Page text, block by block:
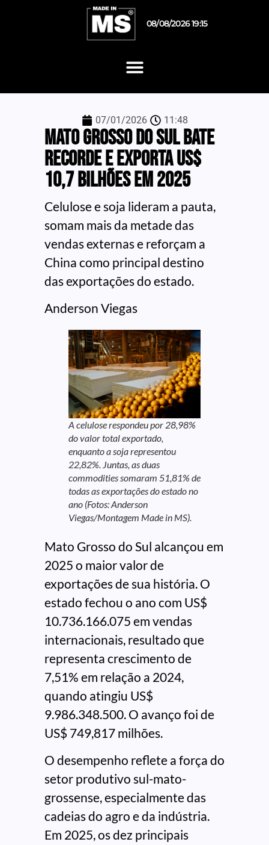
08/08/2026 19:15
07/01/2026 11:48
Mato Grosso do Sul bate
recorde e exporta US$
10,7 bilhões em 2025
Celulose e soja lideram a pauta,
somam mais da metade das
vendas externas e reforçam a
China como principal destino
das exportações do estado.
Anderson Viegas
A celulose respondeu por 28,98%
do valor total exportado,
enquanto a soja representou
22,82%. Juntas, as duas
commodities somaram 51,81% de
todas as exportações do estado no
ano (Fotos: Anderson
Viegas/Montagem Made in MS).
Mato Grosso do Sul alcançou em
2025 o maior valor de
exportações de sua história. O
estado fechou o ano com US$
10.736.166.075 em vendas
internacionais, resultado que
representa crescimento de
7,51% em relação a 2024,
quando atingiu US$
9.986.348.500. O avanço foi de
US$ 749,817 milhões.
O desempenho reflete a força do
setor produtivo sul-mato-
grossense, especialmente das
cadeias do agro e da indústria.
Em 2025, os dez principais